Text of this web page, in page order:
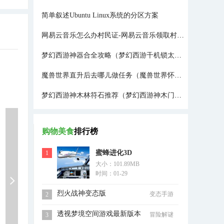
简单叙述Ubuntu Linux系统的分区方案
网易云音乐怎么办村民证-网易云音乐领取村民证方法介绍
梦幻西游神器合全攻略（梦幻西游千机锁太难了）
魔兽世界直升后去哪儿做任务（魔兽世界怀旧服70级任务）
梦幻西游神木林符石推荐（梦幻西游神木门派技能都有哪些）
购物美食排行榜
1 蜜蜂进化3D
大小：101.89MB
时间：01-29
2 烈火战神变态版 变态手游
3 透视梦境空间游戏最新版本 冒险解谜